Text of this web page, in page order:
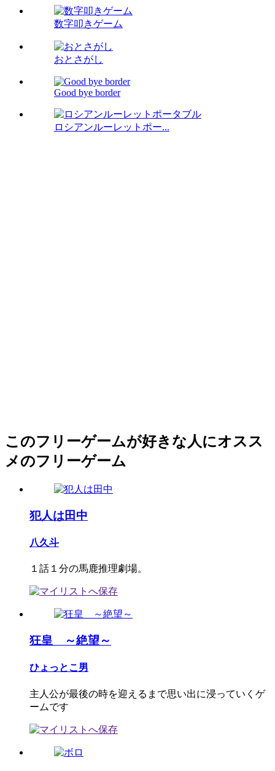
数字叩きゲーム
おとさがし
Good bye border
ロシアンルーレットポー...
このフリーゲームが好きな人にオスス
メのフリーゲーム
犯人は田中
八久斗
１話１分の馬鹿推理劇場。
狂皇 ～絶望～
ひょっとこ男
主人公が最後の時を迎えるまで思い出に浸っていくゲ
ームです